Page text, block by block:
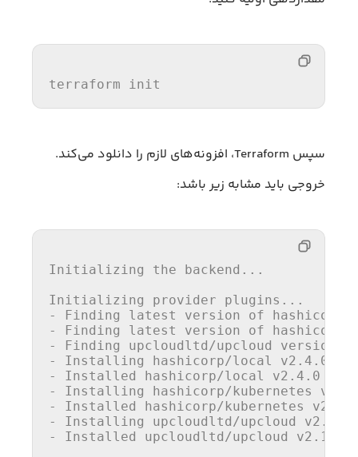
terraform init
سپس Terraform، افزونه‌های لازم را دانلود می‌کند.
خروجی باید مشابه زیر باشد:
Initializing the backend...
Initializing provider plugins...
- Finding latest version of hashicorp/
- Finding latest version of hashicorp/
- Finding upcloudltd/upcloud versions
- Installing hashicorp/local
v2.4.0...
- Installed hashicorp/local
v2.4.0
- Installing hashicorp/kubernetes
- Installed hashicorp/kubernetes
- Installing upcloudltd/upcloud
- Installed upcloudltd/upcloud v2.12.0